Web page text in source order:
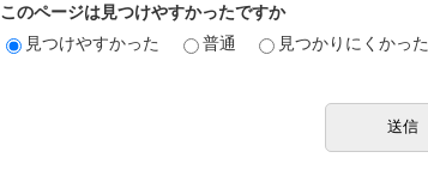
このページは見つけやすかったですか
見つけやすかった
普通 見つかりにくかった